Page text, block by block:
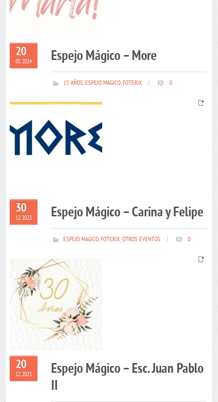
20
01 2024 Espejo Mágico – More
15 AÑOS,ESPEJO MAGICO,FOTERIX 0
30
12 2023 Espejo Mágico – Carina y Felipe
ESPEJO MAGICO,FOTERIX,OTROS EVENTOS 0
20
12 2023
Espejo Mágico – Esc. Juan Pablo
II